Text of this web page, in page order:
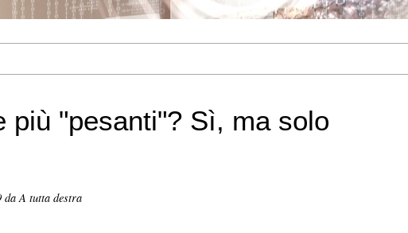
più "pesanti"? Sì, ma solo
da A tutta destra